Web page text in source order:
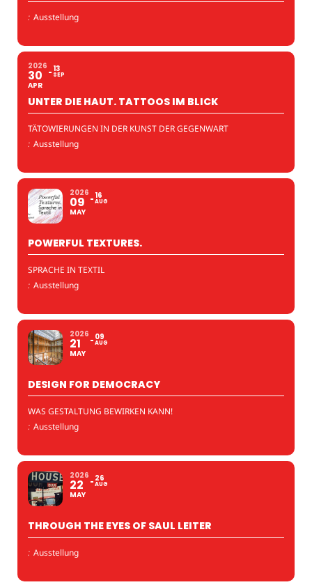
: Ausstellung
2026
30
APR
13
SEP
UNTER DIE HAUT. TATTOOS IM BLICK
TÄTOWIERUNGEN IN DER KUNST DER GEGENWART
: Ausstellung
2026
09
MAY
16
AUG
POWERFUL TEXTURES.
SPRACHE IN TEXTIL
: Ausstellung
2026
21
MAY
09
AUG
DESIGN FOR DEMOCRACY
WAS GESTALTUNG BEWIRKEN KANN!
: Ausstellung
2026
22
MAY
26
AUG
THROUGH THE EYES OF SAUL LEITER
: Ausstellung